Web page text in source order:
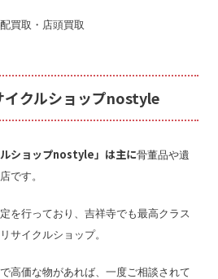
買取・店頭買取
イクルショップnostyle
ルショップnostyle」は主に骨董品や遺
です。
を行っており、吉祥寺でも最高クラス
サイクルショップ。
高価な物があれば、一度ご相談されて